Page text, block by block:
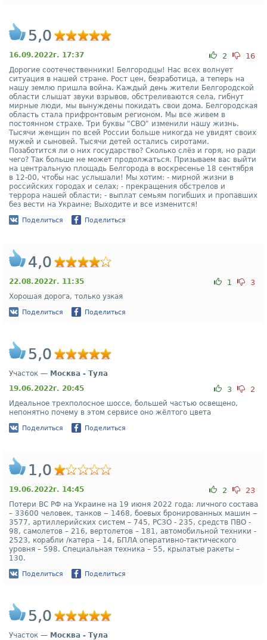
5,0
16.09.2022г. 17:37 2 16
Дорогие соотечественники! Белгородцы! Нас всех волнует
ситуация в нашей стране. Рост цен, безработица, а теперь на
нашу землю пришла война. Каждый день жители Белгородской
области слышат звуки взрывов, обстреливаются села, гибнут
мирные люди, мы вынуждены покидать свои дома. Белгородская
область стала прифронтовым регионом. Мы все живем в
постоянном страхе. Три буквы "СВО" изменили нашу жизнь.
Тысячи женщин по всей России больше никогда не увидят своих
мужей и сыновей. Тысячи детей остались сиротами.
Позаботится ли о них государство? Сколько слёз и горя, но ради
чего? Так больше не может продолжаться. Призываем вас выйти
на центральную площадь Белгорода в воскресенье 18 сентября
в 12-00, чтобы нас услышали! Мы хотим: - мирной жизни в
российских городах и селах; - прекращения обстрелов и
террора нашей области; - выплат семьям погибших и пропавших
без вести на Украине; Выходите и все изменится!
Поделиться Поделиться
4,0
22.08.2022г. 11:35 1 3
Хорошая дорога, только узкая
Поделиться Поделиться
5,0
Участок — Москва - Тула
19.06.2022г. 20:45
3 2
Идеальное трехполосное шоссе, большей частью освещено,
непонятно почему в этом сервисе оно жёлтого цвета
Поделиться Поделиться
1,0
19.06.2022г. 14:45 2 23
Потери ВС РФ на Украине на 19 июня 2022 года: личного состава
– 33600 человек, танков ‒ 1468, боевых бронированных машин ‒
3577, артиллерийских систем – 745, РСЗО - 235, средств ПВО -
98, самолетов – 216, вертолетов – 181, автомобильной техники -
2523, корабли /катера – 14, БПЛА оперативно-тактического
уровня – 598. Специальная техника – 55, крылатые ракеты –
130.
Поделиться Поделиться
5,0
Участок — Москва - Тула